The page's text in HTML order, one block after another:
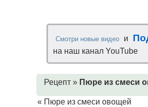
Смотри новые видео и
на наш канал YouTube
Рецепт » Пюре из смеси
« Пюре из смеси овощей